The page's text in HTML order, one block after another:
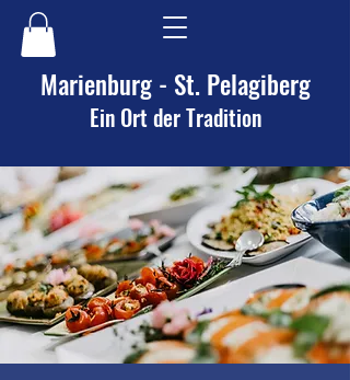
Marienburg - St. Pelagiberg
Ein Ort der Tradition